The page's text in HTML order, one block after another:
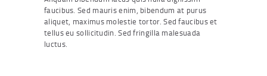
faucibus. Sed mauris enim, bibendum at purus
aliquet, maximus molestie tortor. Sed faucibus et
tellus eu sollicitudin. Sed fringilla malesuada
luctus.